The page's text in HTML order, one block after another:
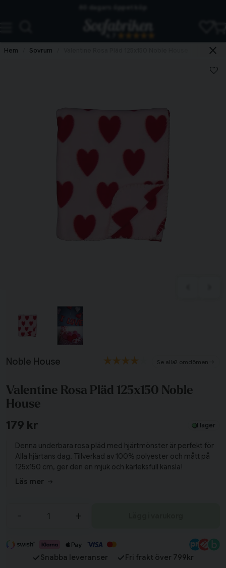
Hem Sovrum
Noble House 2 omdömen
Valentine Rosa Pläd 125x150 Noble
House
179 kr I lager
Denna underbara rosa pläd med hjärtmönster är perfekt för
Alla hjärtans dag. Tillverkad av 100% polyester och mått på
125x150 cm, ger den en mjuk och kärleksfull känsla!
Läs mer
- +
Snabba leveranser
Fri frakt över 799kr
Tillagd i varukorgen
Har du alla tillbehör?
Till varukorg